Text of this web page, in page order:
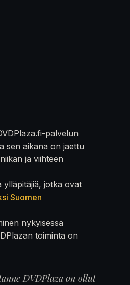
palvelun
sen aikana on jaettu
ja viihteen
ylläpitäjiä, jotka ovat
Suomen
nykyisessä
toiminta on
DVDPlaza on ollut